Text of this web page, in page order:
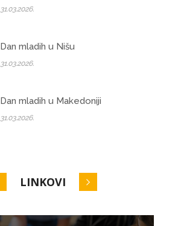
31.03.2026.
Dan mladih u Nišu
31.03.2026.
Dan mladih u Makedoniji
31.03.2026.
LINKOVI